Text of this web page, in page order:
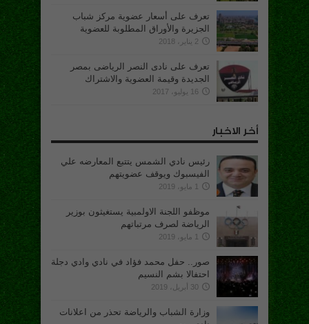
تعرف على أسعار عضوية مركز شباب
الجزيرة والأوراق المطلوبة للعضوية
2 يناير، 2018
تعرف على نادى النصر الرياضى بمصر
الجديدة وقيمة العضوية والاشتراك
16 يوليو، 2017
أخر الاخبار
رئيس نادي الشمس يتتبع المعارضه علي
الفيسبوك ويوقف عضويتهم
1 مايو، 2019
موظفو اللجنة الاولمبية يستغيثون بوزير
الرياضة لصرف مرتباتهم
1 مايو، 2019
صور.. حفل محمد فؤاد في نادي وادي دجلة
احتفالا بشم النسيم
30 أبريل، 2019
وزارة الشباب والرياضة تحذر من اعلانات